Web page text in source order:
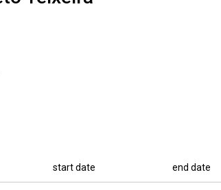
start date end date